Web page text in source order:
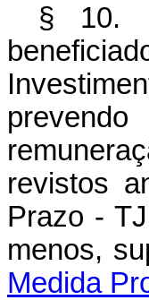
§ 10.
revistos
Prazo -
Medida